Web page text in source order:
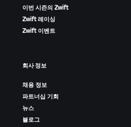
이번 시즌의 Zwift
Zwift 레이싱
Zwift 이벤트
회사 정보
채용 정보
파트너십 기회
뉴스
블로그